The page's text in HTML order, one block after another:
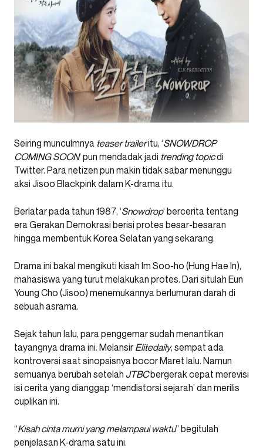
Seiring munculmnya teaser traileritu, ‘SNOWDROP
COMING SOON‘ pun mendadak jadi trending topicdi
Twitter. Para netizen pun makin tidak sabar menunggu
aksi Jisoo Blackpink dalam K-drama itu.
Berlatar pada tahun 1987, ‘Snowdrop‘ bercerita tentang
era Gerakan Demokrasi berisi protes besar-besaran
hingga membentuk Korea Selatan yang sekarang.
Drama ini bakal mengikuti kisah Im Soo-ho (Hung Hae In),
mahasiswa yang turut melakukan protes. Dari situlah Eun
Young Cho (Jisoo) menemukannya berlumuran darah di
sebuah asrama.
Sejak tahun lalu, para penggemar sudah menantikan
tayangnya drama ini. Melansir Elitedaily, sempat ada
kontroversi saat sinopsisnya bocor Maret lalu. Namun
semuanya berubah setelah JTBCbergerak cepat merevisi
isi cerita yang dianggap ‘mendistorsi sejarah’ dan merilis
cuplikan ini.
“Kisah cinta murni yang melampaui waktu” begitulah
penjelasan K-drama satu ini.